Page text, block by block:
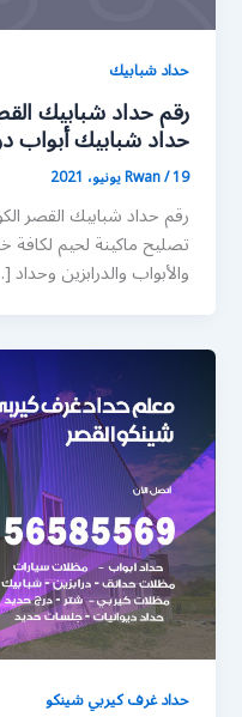
حداد شبابيك
حداد شبابيك أبواب
Rwan/19 يونيو، 2021
رقم حداد شبابيك
تصليح ماكينة لحيم لكافة
والأبواب والدرابزين
حداد غرف كيربي شينكو